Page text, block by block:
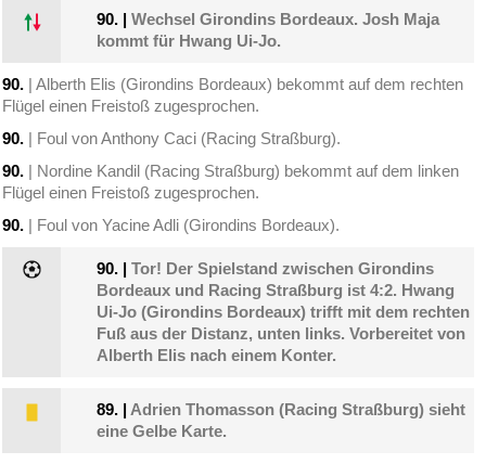
90. |Wechsel Girondins Bordeaux. Josh Maja
kommt für Hwang Ui-Jo.
90. | Alberth Elis (Girondins Bordeaux) bekommt auf dem rechten
Flügel einen Freistoß zugesprochen.
90. | Foul von Anthony Caci (Racing Straßburg).
90. | Nordine Kandil (Racing Straßburg) bekommt auf dem linken
Flügel einen Freistoß zugesprochen.
90. | Foul von Yacine Adli (Girondins Bordeaux).
90. |Tor! Der Spielstand zwischen Girondins
Bordeaux und Racing Straßburg ist 4:2. Hwang
Ui-Jo (Girondins Bordeaux) trifft mit dem rechten
Fuß aus der Distanz, unten links. Vorbereitet von
Alberth Elis nach einem Konter.
89. | Adrien Thomasson (Racing Straßburg) sieht
eine Gelbe Karte.